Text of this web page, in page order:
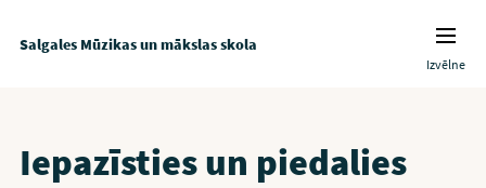
Salgales Mūzikas un mākslas skola
Izvēlne
Iepazīsties un piedalies